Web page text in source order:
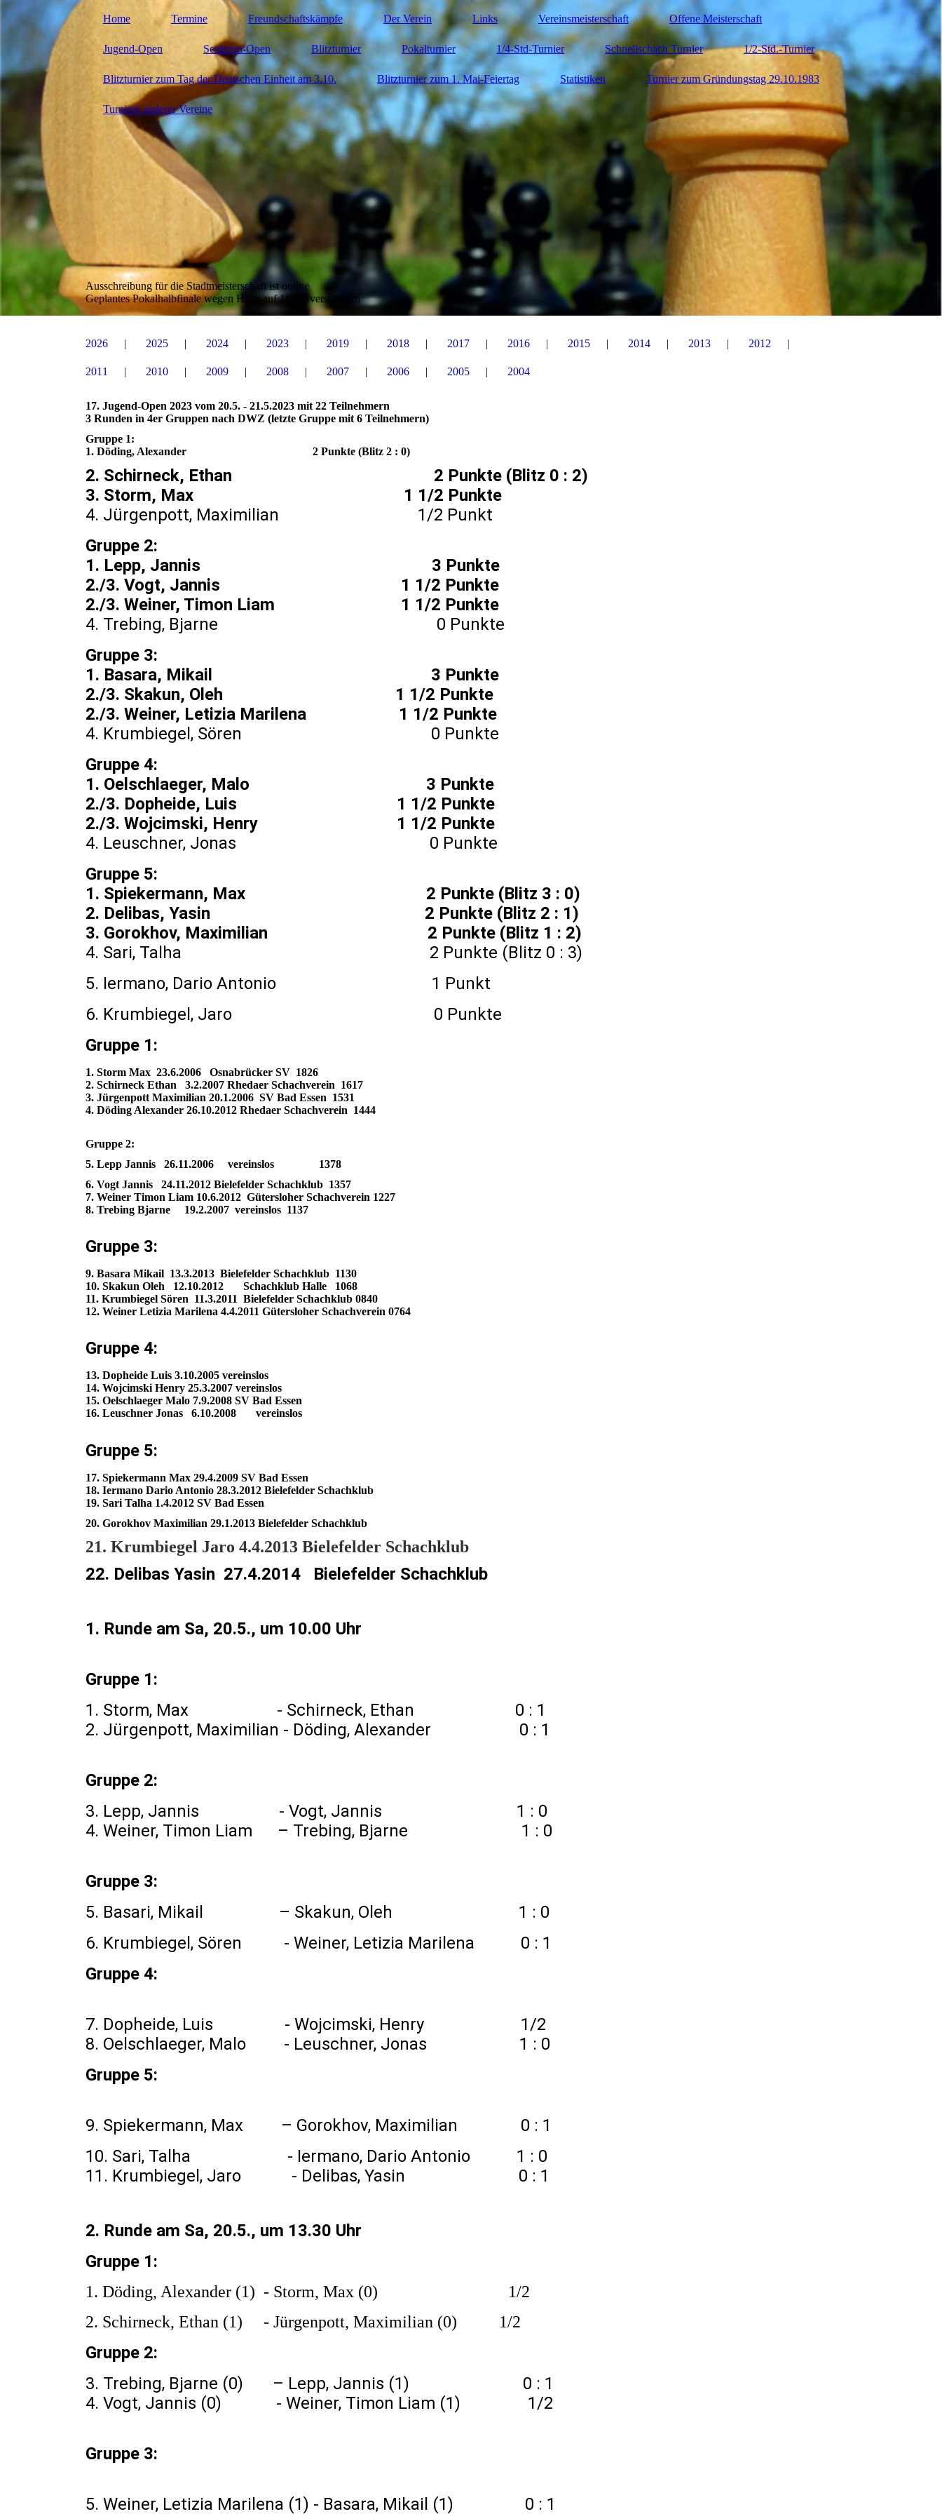
Home Termine Freundschaftskämpfe Der Verein Links Vereinsmeisterschaft Offene Meisterschaft
Jugend-Open Senioren-Open Blitzturnier Pokalturnier 1/4-Std-Turnier Schnellschach Turnier 1/2-Std.-Turnier
Blitzturnier zum Tag der Deutschen Einheit am 3.10. Blitzturnier zum 1. Mai-Feiertag Statistiken Turnier zum Gründungstag 29.10.1983
Turniere anderer Vereine
Ausschreibung für die Stadtmeisterschaft ist online
Geplantes Pokalhalbfinale wegen Hitze auf 11.07. verschoben
2026 2025 2024 2023 2019 2018 2017 2016 2015 2014 2013 2012
2011 2010 2009 2008 2007 2006 2005 2004
17. Jugend-Open 2023 vom 20.5. - 21.5.2023 mit 22 Teilnehmern
3 Runden in 4er Gruppen nach DWZ (letzte Gruppe mit 6 Teilnehmern)
Gruppe 1:
1. Döding, Alexander 2 Punkte (Blitz 2 : 0)
2. Schirneck, Ethan 2 Punkte (Blitz 0 : 2)
3. Storm, Max 1 1/2 Punkte
4. Jürgenpott, Maximilian 1/2 Punkt
Gruppe 2:
1. Lepp, Jannis 3 Punkte
2./3. Vogt, Jannis 1 1/2 Punkte
2./3. Weiner, Timon Liam 1 1/2 Punkte
4. Trebing, Bjarne 0 Punkte
Gruppe 3:
1. Basara, Mikail 3 Punkte
2./3. Skakun, Oleh 1 1/2 Punkte
2./3. Weiner, Letizia Marilena 1 1/2 Punkte
4. Krumbiegel, Sören 0 Punkte
Gruppe 4:
1. Oelschlaeger, Malo 3 Punkte
2./3. Dopheide, Luis 1 1/2 Punkte
2./3. Wojcimski, Henry 1 1/2 Punkte
4. Leuschner, Jonas 0 Punkte
Gruppe 5:
1. Spiekermann, Max 2 Punkte (Blitz 3 : 0)
2. Delibas, Yasin 2 Punkte (Blitz 2 : 1)
3. Gorokhov, Maximilian 2 Punkte (Blitz 1 : 2)
4. Sari, Talha 2 Punkte (Blitz 0 : 3)
5. Iermano, Dario Antonio 1 Punkt
6. Krumbiegel, Jaro 0 Punkte
Gruppe 1:
1. Storm Max 23.6.2006 Osnabrücker SV 1826
2. Schirneck Ethan 3.2.2007 Rhedaer Schachverein 1617
3. Jürgenpott Maximilian 20.1.2006 SV Bad Essen 1531
4. Döding Alexander 26.10.2012 Rhedaer Schachverein 1444
Gruppe 2:
5. Lepp Jannis 26.11.2006 vereinslos 1378
6. Vogt Jannis 24.11.2012 Bielefelder Schachklub 1357
7. Weiner Timon Liam 10.6.2012 Gütersloher Schachverein 1227
8. Trebing Bjarne 19.2.2007 vereinslos 1137
Gruppe 3:
9. Basara Mikail 13.3.2013 Bielefelder Schachklub 1130
10. Skakun Oleh 12.10.2012 Schachklub Halle 1068
11. Krumbiegel Sören 11.3.2011 Bielefelder Schachklub 0840
12. Weiner Letizia Marilena 4.4.2011 Gütersloher Schachverein 0764
Gruppe 4:
13. Dopheide Luis 3.10.2005 vereinslos
14. Wojcimski Henry 25.3.2007 vereinslos
15. Oelschlaeger Malo 7.9.2008 SV Bad Essen
16. Leuschner Jonas 6.10.2008 vereinslos
Gruppe 5:
17. Spiekermann Max 29.4.2009 SV Bad Essen
18. Iermano Dario Antonio 28.3.2012 Bielefelder Schachklub
19. Sari Talha 1.4.2012 SV Bad Essen
20. Gorokhov Maximilian 29.1.2013 Bielefelder Schachklub
21. Krumbiegel Jaro 4.4.2013 Bielefelder Schachklub
22. Delibas Yasin 27.4.2014 Bielefelder Schachklub
1. Runde am Sa, 20.5., um 10.00 Uhr
Gruppe 1:
1. Storm, Max - Schirneck, Ethan 0 : 1
2. Jürgenpott, Maximilian - Döding, Alexander 0 : 1
Gruppe 2:
3. Lepp, Jannis - Vogt, Jannis 1 : 0
4. Weiner, Timon Liam – Trebing, Bjarne 1 : 0
Gruppe 3:
5. Basari, Mikail – Skakun, Oleh 1 : 0
6. Krumbiegel, Sören - Weiner, Letizia Marilena 0 : 1
Gruppe 4:
7. Dopheide, Luis - Wojcimski, Henry 1/2
8. Oelschlaeger, Malo - Leuschner, Jonas 1 : 0
Gruppe 5:
9. Spiekermann, Max – Gorokhov, Maximilian 0 : 1
10. Sari, Talha - Iermano, Dario Antonio 1 : 0
11. Krumbiegel, Jaro - Delibas, Yasin 0 : 1
2. Runde am Sa, 20.5., um 13.30 Uhr
Gruppe 1:
1. Döding, Alexander (1) - Storm, Max (0) 1/2
2. Schirneck, Ethan (1) - Jürgenpott, Maximilian (0) 1/2
Gruppe 2:
3. Trebing, Bjarne (0) – Lepp, Jannis (1) 0 : 1
4. Vogt, Jannis (0) - Weiner, Timon Liam (1) 1/2
Gruppe 3:
5. Weiner, Letizia Marilena (1) - Basara, Mikail (1) 0 : 1